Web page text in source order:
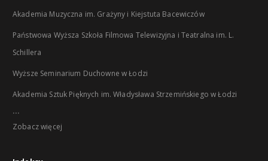
Akademia Muzyczna im. Grażyny i Kiejstuta Bacewiczów
Państwowa Wyższa Szkoła Filmowa Telewizyjna i Teatralna im. L.
Schillera
Wyższe Seminarium Duchowne w Łodzi
Akademia Sztuk Pięknych im. Władysława Strzemińskiego w Łodzi
...
Zobacz więcej